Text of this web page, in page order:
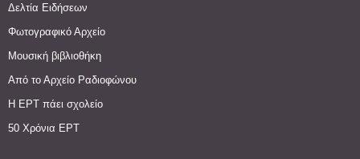
Δελτία Ειδήσεων
Φωτογραφικό Αρχείο
Μουσική βιβλιοθήκη
Από το Αρχείο Ραδιοφώνου
Η ΕΡΤ πάει σχολείο
50 Χρόνια ΕΡΤ